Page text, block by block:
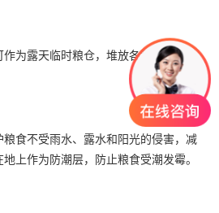
为露天临时粮仓，堆放各种农作物并
食不受雨水、露水和阳光的侵害，减
上作为防潮层，防止粮食受潮发霉。